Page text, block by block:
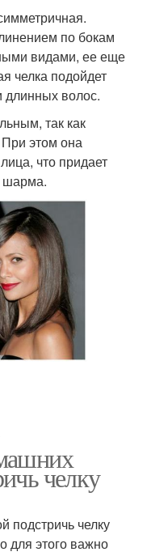
по бокам
видами, ее еще
челка подойдет
длинных волос.
так как
этом она
что придает
шарма.
челку
подстричь челку
для этого важно